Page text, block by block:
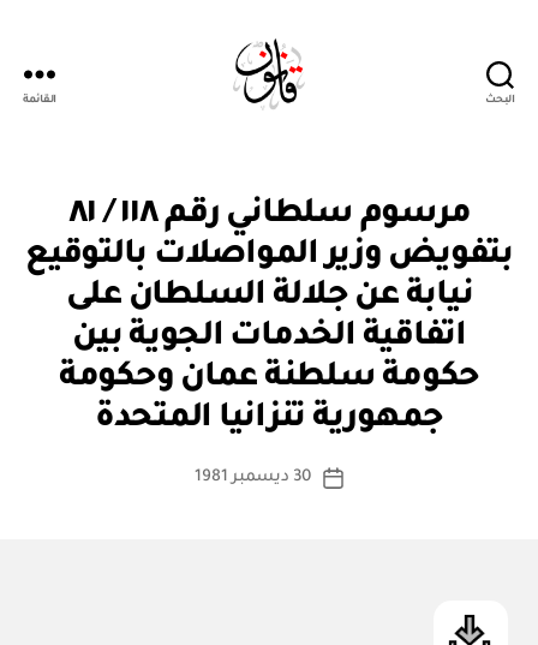
البحث القائمة
التصنيفات
س
و
مرسوم سلطاني رقم ١١٨ / ٨١
بتفويض وزير المواصلات بالتوقيع
نيابة عن جلالة السلطان على
اتفاقية الخدمات الجوية بين
حكومة سلطنة عمان وحكومة
جمهورية تنزانيا المتحدة
كاتب
بو
س
ة
تاريخ
30 ديسمبر 1981